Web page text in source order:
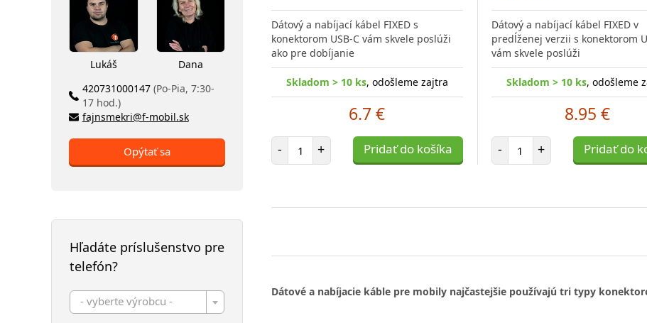
Lukáš
Dana
420731000147 (Po-Pia, 7:30-
17 hod.)
fajnsmekri@f-mobil.sk
Opýtať sa
Hľadáte príslušenstvo pre
telefón?
- vyberte výrobcu -
Dátový a nabíjací kábel FIXED s
konektorom USB-C vám skvele poslúži
ako pre dobíjanie
Skladom > 10 ks, odošleme zajtra
6.7 €
- Počet položiek
+ Pridať do košíka
Dátový a nabíjací kábel FIXED v
predĺženej verzii s konektorom
vám skvele poslúži
Skladom > 10 ks, odošleme
8.95 €
- Počet položiek
+ Pridať do
Dátové a nabíjacie káble pre mobily najčastejšie používajú tri typy